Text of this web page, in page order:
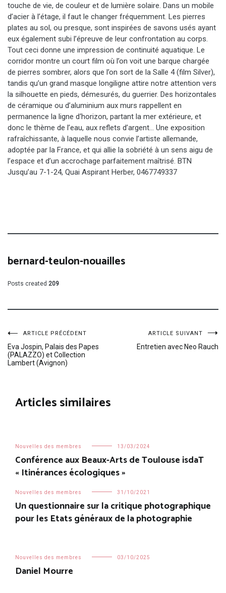
touche de vie, de couleur et de lumière solaire. Dans un mobile
d’acier à l’étage, il faut le changer fréquemment. Les pierres
plates au sol, ou presque, sont inspirées de savons usés ayant
eux également subi l’épreuve de leur confrontation au corps.
Tout ceci donne une impression de continuité aquatique. Le
corridor montre un court film où l’on voit une barque chargée
de pierres sombrer, alors que l’on sort de la Salle 4 (film Silver),
tandis qu’un grand masque longiligne attire notre attention vers
la silhouette en pieds, démesurés, du guerrier. Des horizontales
de céramique ou d’aluminium aux murs rappellent en
permanence la ligne d‘horizon, partant la mer extérieure, et
donc le thème de l’eau, aux reflets d’argent… Une exposition
rafraîchissante, à laquelle nous convie l’artiste allemande,
adoptée par la France, et qui allie la sobriété à un sens aigu de
l’espace et d’un accrochage parfaitement maîtrisé. BTN
Jusqu’au 7-1-24, Quai Aspirant Herber, 0467749337
bernard-teulon-nouailles
Posts created 209
Navigation
de
l’article
ARTICLE PRÉCÉDENT
Eva Jospin, Palais des Papes
(PALAZZO) et Collection
Lambert (Avignon)
ARTICLE SUIVANT
Entretien avec Neo Rauch
Articles similaires
Nouvelles des membres 13/03/2024
Conférence aux Beaux-Arts de Toulouse isdaT
« Itinérances écologiques »
Nouvelles des membres 31/10/2021
Un questionnaire sur la critique photographique
pour les Etats généraux de la photographie
Nouvelles des membres 03/10/2025
Daniel Mourre